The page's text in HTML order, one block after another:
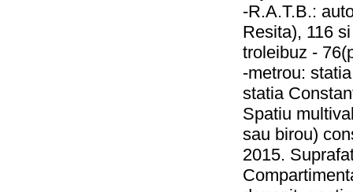
-R.A.T.B.:
Resita), 116
troleibuz -
-metrou:
statia
Spatiu
sau birou)
2015.